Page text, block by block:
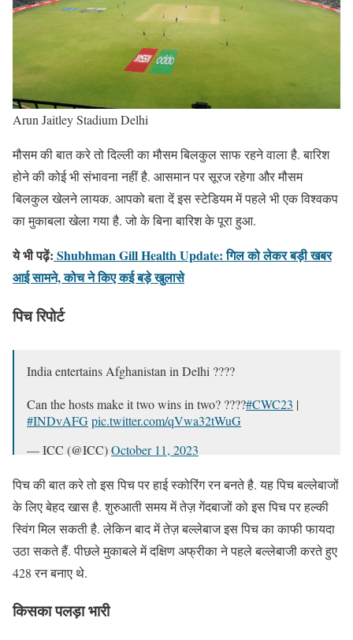
Arun Jaitley Stadium Delhi
मौसम की बात करे तो दिल्ली का मौसम बिलकुल साफ रहने वाला है. बारिश
होने की कोई भी संभावना नहीं है. आसमान पर सूरज रहेगा और मौसम
बिलकुल खेलने लायक. आपको बता दें इस स्टेडियम में पहले भी एक विश्वकप
का मुकाबला खेला गया है. जो के बिना बारिश के पूरा हुआ.
ये भी पढ़ें: Shubhman Gill Health Update: गिल को लेकर बड़ी खबर
आई सामने, कोच ने किए कई बड़े खुलासे
पिच रिपोर्ट
India entertains Afghanistan in Delhi ????
Can the hosts make it two wins in two? ????#CWC23 |
#INDvAFGpic.twitter.com/qVwa32tWuG
— ICC (@ICC)October 11, 2023
पिच की बात करे तो इस पिच पर हाई स्कोरिंग रन बनते है. यह पिच बल्लेबाजों
के लिए बेहद खास है. शुरुआती समय में तेज़ गेंदबाजों को इस पिच पर हल्की
स्विंग मिल सकती है. लेकिन बाद में तेज़ बल्लेबाज इस पिच का काफी फायदा
उठा सकते हैं. पीछले मुकाबले में दक्षिण अफ्रीका ने पहले बल्लेबाजी करते हुए
428 रन बनाए थे.
किसका पलड़ा भारी